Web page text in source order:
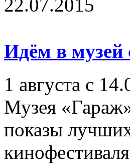
22.07.2015
Идём в музей
1 августа с
Музея
показы